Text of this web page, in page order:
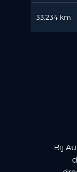
33.234 km
Bij